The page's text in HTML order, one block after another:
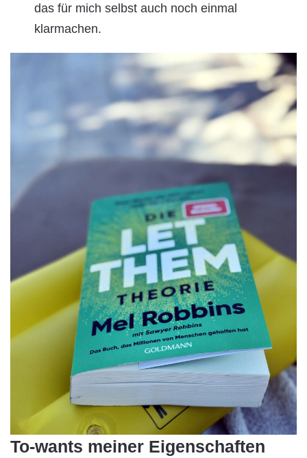
das für mich selbst auch noch einmal
klarmachen.
To-wants meiner Eigenschaften